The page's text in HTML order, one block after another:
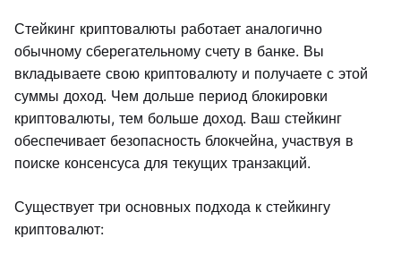
Стейкинг криптовалюты работает аналогично
обычному сберегательному счету в банке. Вы
вкладываете свою криптовалюту и получаете с этой
суммы доход. Чем дольше период блокировки
криптовалюты, тем больше доход. Ваш стейкинг
обеспечивает безопасность блокчейна, участвуя в
поиске консенсуса для текущих транзакций.
Существует три основных подхода к стейкингу
криптовалют: